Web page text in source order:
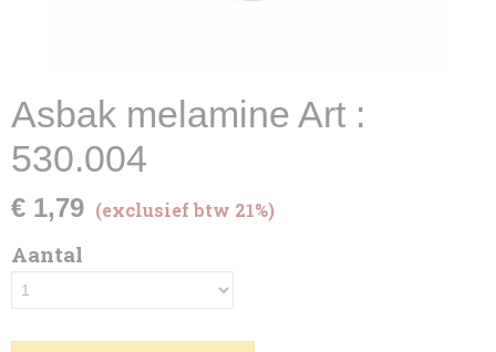
Asbak melamine Art :
530.004
€ 1,79 (exclusief btw 21%)
Aantal